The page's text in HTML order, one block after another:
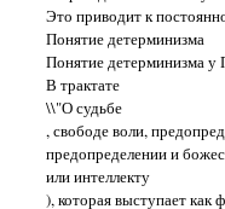
Это приводит к
Понятие детерминизма
Понятие детерминизма у
В трактате
\\"О судьбе
, свободе воли,
предопределении и
или интеллекту
), которая выступает как